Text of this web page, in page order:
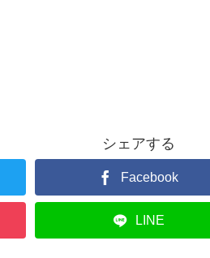
シェアする
Facebook
LINE